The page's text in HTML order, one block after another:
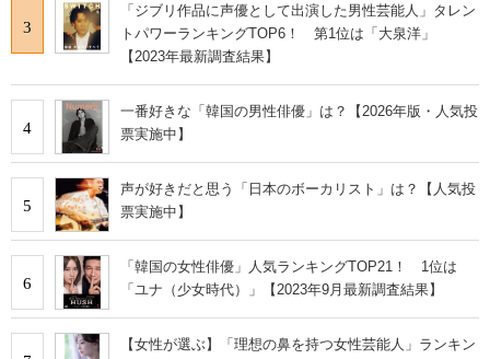
3
「ジブリ作品に声優として出演した男性芸能人」タレン
トパワーランキングTOP6！ 第1位は「大泉洋」
【2023年最新調査結果】
4
一番好きな「韓国の男性俳優」は？【2026年版・人気投
票実施中】
5
声が好きだと思う「日本のボーカリスト」は？【人気投
票実施中】
6
「韓国の女性俳優」人気ランキングTOP21！ 1位は
「ユナ（少女時代）」【2023年9月最新調査結果】
【女性が選ぶ】「理想の鼻を持つ女性芸能人」ランキン